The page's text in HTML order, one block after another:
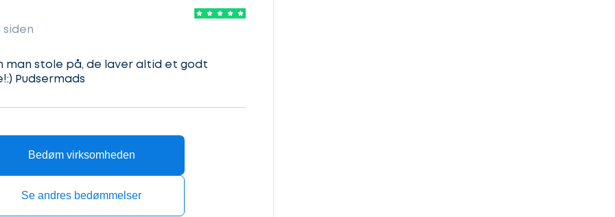
man stole på, de laver altid et godt
Pudsermads
Bedøm virksomheden
Se andres bedømmelser